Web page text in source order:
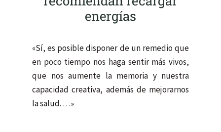
energías
«Sí, es posible disponer de un remedio que
en poco tiempo nos haga sentir más vivos,
que nos aumente la memoria y nuestra
capacidad creativa, además de mejorarnos
la salud. …»